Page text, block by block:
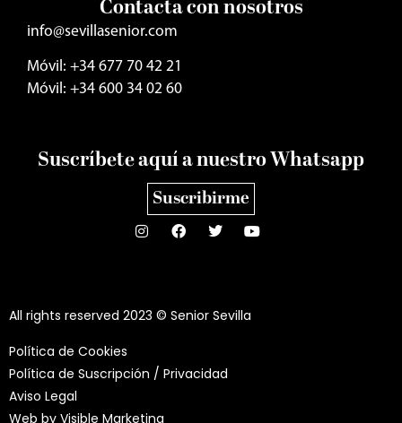
Contacta con nosotros
info@sevillasenior.com
Móvil: +34 677 70 42 21
Móvil: +34 600 34 02 60
Suscríbete aquí a nuestro Whatsapp
Suscribirme
All rights reserved 2023 © Senior Sevilla
Política de Cookies
Política de Suscripción / Privacidad
Aviso Legal
Web by Visible Marketing